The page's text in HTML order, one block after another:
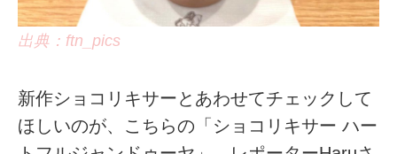
出典：ftn_pics
新作ショコリキサーとあわせてチェックして
ほしいのが、こちらの「ショコリキサー ハー